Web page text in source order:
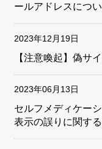
ールアドレスにつ
2023年12月19日
【注意喚起】偽サ
2023年06月13日
セルフメディケー
表示の誤りに関す